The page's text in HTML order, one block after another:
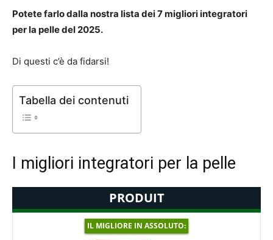
Potete farlo dalla nostra lista dei 7 migliori integratori
per la pelle del 2025.
Di questi c’è da fidarsi!
Tabella dei contenuti
I migliori integratori per la pelle
PRODUIT
IL MIGLIORE IN ASSOLUTO: